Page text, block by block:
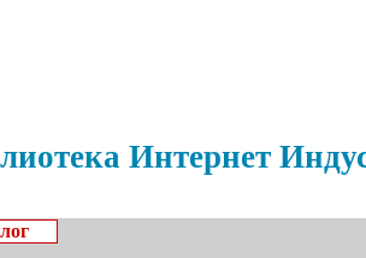
Интернет